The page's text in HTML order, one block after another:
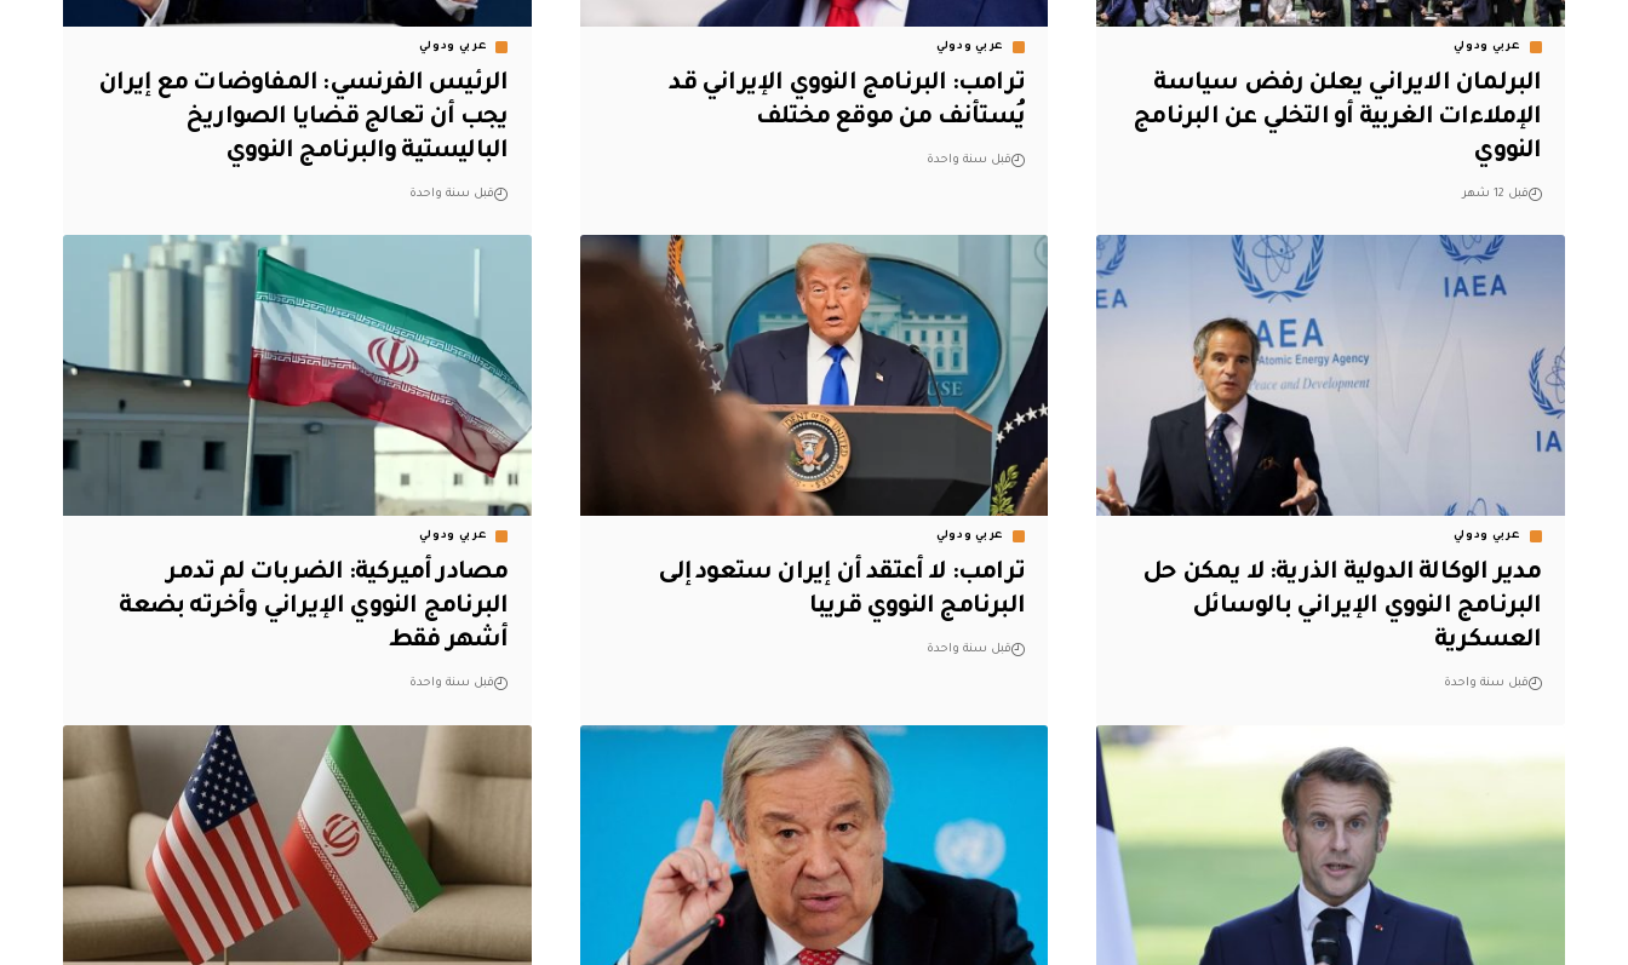
عربي ودولي
البرلمان الايراني يعلن رفض سياسة
الإملاءات الغربية أو التخلي عن البرنامج
النووي
قبل 12 شهر
عربي ودولي
ترامب: البرنامج النووي الإيراني قد
يُستأنف من موقع مختلف
قبل سنة واحدة
عربي ودولي
الرئيس الفرنسي: المفاوضات مع إيران
يجب أن تعالج قضايا الصواريخ
الباليستية والبرنامج النووي
قبل سنة واحدة
عربي ودولي
مدير الوكالة الدولية الذرية: لا يمكن حل
البرنامج النووي الإيراني بالوسائل
العسكرية
قبل سنة واحدة
عربي ودولي
ترامب: لا أعتقد أن إيران ستعود إلى
البرنامج النووي قريبا
قبل سنة واحدة
عربي ودولي
مصادر أميركية: الضربات لم تدمر
البرنامج النووي الإيراني وأخرته بضعة
أشهر فقط
قبل سنة واحدة